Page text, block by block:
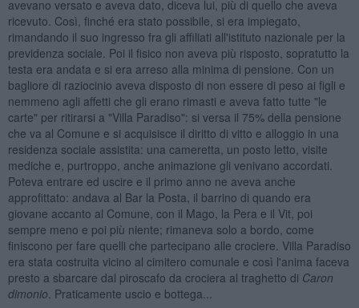
avevano versato e aveva dato, diceva lui, più di quello che aveva
ricevuto. Così, finché era stato possibile, si era impiegato,
rimandando il suo ingresso fra gli affiliati all'istituto nazionale per la
previdenza sociale. Poi il fisico non aveva più risposto, sopratutto la
testa era andata e si era arreso alla minima di pensione. Con un
bagliore di raziocinio aveva disposto di non essere di peso ai figli e
nemmeno agli affetti che gli erano rimasti e aveva fatto tutte "le
carte" per ritirarsi a "Villa Paradiso": si versa il 75% della pensione
che va al Comune e si acquisisce il diritto di vitto e alloggio in una
residenza sociale assistita: una cameretta, un posto letto, visite
mediche e, purtroppo, anche animazione gli venivano accordati.
Poteva entrare ed uscire e il primo anno ne aveva anche
approfittato: andava al Bar la Posta, il barrino di quando era
giovane accanto al Comune, con il Mago, la Pera e il Vit, poi
sempre meno e poi più niente; rimaneva solo a bordo, come
finiscono per fare quelli che partecipano alle crociere. Villa Paradiso
era stata costruita vicino al cimitero comunale e così l'anima faceva
presto a sbarcare dal piroscafo da crociera al traghetto di Caron
dimonio . Praticamente uscio e bottega...